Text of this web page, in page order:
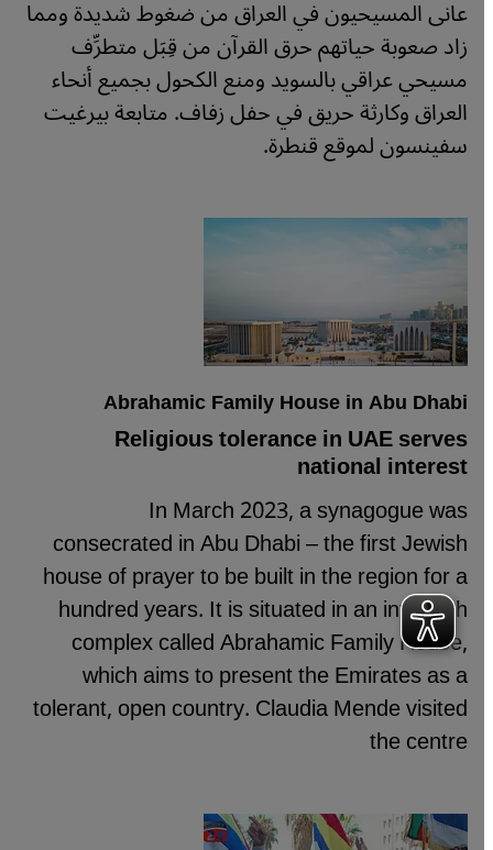
عانى المسيحيون في العراق من ضغوط شديدة ومما
زاد صعوبة حياتهم حرق القرآن من قِبَل متطرِّف
مسيحي عراقي بالسويد ومنع الكحول بجميع أنحاء
العراق وكارثة حريق في حفل زفاف. متابعة بيرغيت
سفينسون لموقع قنطرة.
Abrahamic Family House in Abu Dhabi
Religious tolerance in UAE serves
national interest
In March 2023, a synagogue was
consecrated in Abu Dhabi – the first Jewish
house of prayer to be built in the region for a
hundred years. It is situated in an interfaith
complex called Abrahamic Family House,
which aims to present the Emirates as a
tolerant, open country. Claudia Mende visited
the centre